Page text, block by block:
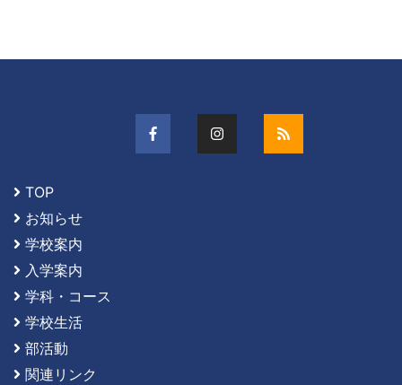
TOP
お知らせ
学校案内
入学案内
学科・コース
学校生活
部活動
関連リンク